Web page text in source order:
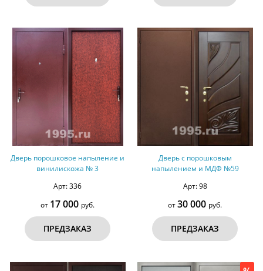
Дверь порошковое напыление и
винилискожа № 3
Арт: 336
от 17 000 руб.
ПРЕДЗАКАЗ
Дверь с порошковым
напылением и МДФ №59
Арт: 98
от30 000 руб.
ПРЕДЗАКАЗ